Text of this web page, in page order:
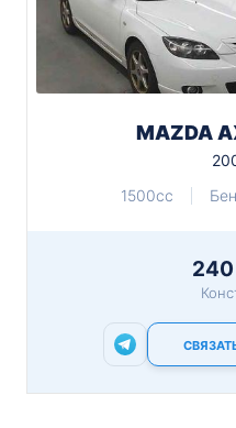
MAZDA
1500cc